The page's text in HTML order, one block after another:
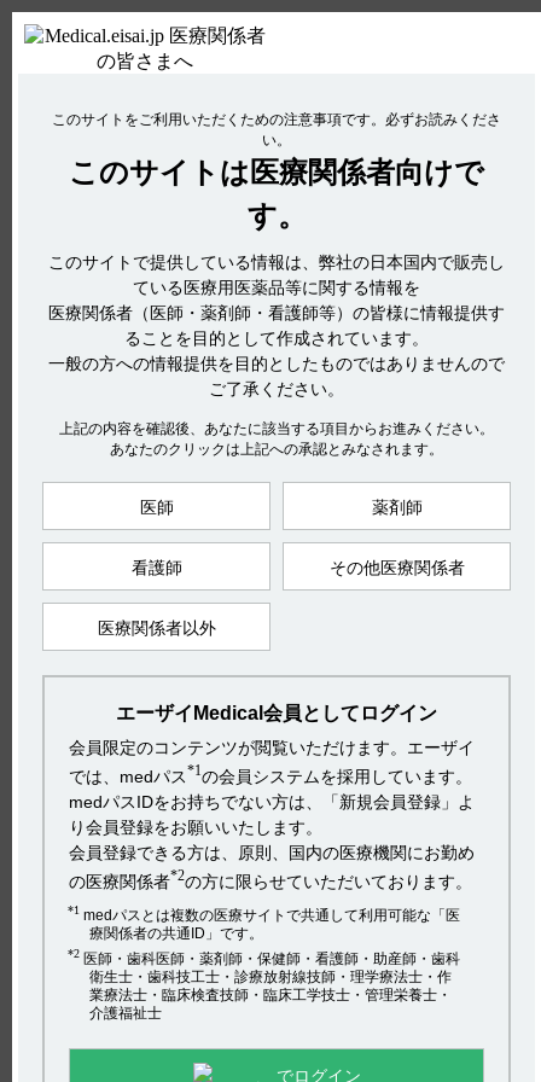
使用期限検索 Drug Information
No : 2922
【ケイツーカプセル】 投薬期間制限はあります
電子添文には、投薬（あるいは投与）期間に関する制限は定め
られていません。（引用1）
重要な基本的注意には以下の記載があります。
8．重要な基本的注意
8．1 本剤の投与は出来るだけ短期にとどめ、効果がないのに
長期間漫然と投与しないこと。（引用2）
1）ケイツーカプセル5mg電子添文 2023年3月改訂（第1版）
2）ケイツーカプセル5mg電子添文 2023年3月改訂（第1版）
8．重要な基本的注意 8.1
【更新年月】
カテゴリー：
ケイツー
カプセル
電子添文には、投薬（あるいは投与）期間に関する制限は定め
られていません。（引用1）
重要な基本的注意には以下の記載があります。
8．重要な基本的注意
期間漫然と投与しないこと。（引用2）
関連するQ&A
【ケイツーカプセル】 作用機序について教えてください。
【アゼプチン】 粉砕投与に関する情報はありますか？
【デエビゴ】 製品の特性は？
【ケーワン】 半減期・Cmaxなど、血中濃度の推移を教えてくだ
アンケート:ご意見をお聞かせください
このサイトをご利用いただくための注意事項です。 必ずお読みくださ
い。
このサイトは 医療関係者向けで
す。
このサイトで提供している情報は、弊社の日本国内で販売し
ている医療用医薬品等に関する情報を
医療関係者（医師・薬剤師・看護師等）の皆様に情報提供す
ることを目的として作成されています。
一般の方への情報提供を目的としたものではありませんので
ご了承ください。
上記の内容を確認後、あなたに該当する項目からお進みください。
あなたのクリックは上記への承認とみなされます。
医師 薬剤師
看護師 その他医療関係者
医療関係者以外
エーザイMedical会員としてログイン
会員限定のコンテンツが閲覧いただけます。エーザイ
では、medパス*1の会員システムを採用しています。
medパスIDをお持ちでない方は、「新規会員登録」よ
り会員登録をお願いいたします。
会員登録できる方は、原則、国内の医療機関にお勤め
の医療関係者*2の方に限らせていただいております。
*1 medパスとは複数の医療サイトで共通して利用可能な「医
療関係者の共通ID」です。
*2 医師・歯科医師・薬剤師・保健師・看護師・助産師・歯科
衛生士・歯科技工士・診療放射線技師・理学療法士・作
業療法士・臨床検査技師・臨床工学技士・管理栄養士・
介護福祉士
でログイン
hhcホットライン
(平日9時〜18時 土日・祝日9時〜17時)
フリーダイヤル0120-419-497
インターネットでのお問い合わせ
エーザイ企業サイト
株主・投資家の皆さまへ
社会・環境活動
採用情報 プライバシーポリシー
ご利用について
Copyright(C) 2017 Eisai Co., Ltd. All rights reserved.